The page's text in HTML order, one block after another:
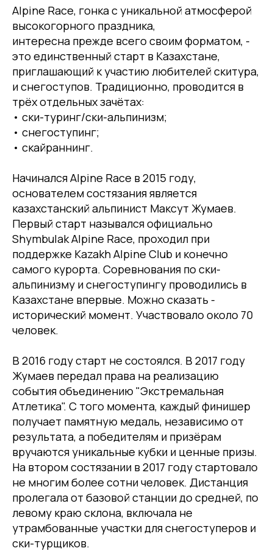
Alpine Race, гонка с уникальной атмосферой
высокогорного праздника,
интересна прежде всего своим форматом, -
это единственный старт в Казахстане,
приглашающий к участию любителей скитура,
и снегоступов. Традиционно, проводится в
трёх отдельных зачётах:
• ски-туринг/ски-альпинизм;
• снегоступинг;
• скайраннинг.
Начинался Alpine Race в 2015 году,
основателем состязания является
казахстанский альпинист Максут Жумаев.
Первый старт назывался официально
Shymbulak Alpine Race, проходил при
поддержке Kazakh Alpine Club и конечно
самого курорта. Соревнования по ски-
альпинизму и снегоступингу проводились в
Казахстане впервые. Можно сказать -
исторический момент. Участвовало около 70
человек.
В 2016 году старт не состоялся. В 2017 году
Жумаев передал права на реализацию
события объединению "Экстремальная
Атлетика". С того момента, каждый финишер
получает памятную медаль, независимо от
результата, а победителям и призёрам
вручаются уникальные кубки и ценные призы.
На втором состязании в 2017 году стартовало
не многим более сотни человек. Дистанция
пролегала от базовой станции до средней, по
левому краю склона, включала не
утрамбованные участки для снегоступеров и
ски-турщиков.